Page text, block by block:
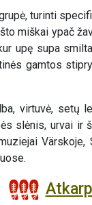
turinti
miškai ypač
upę supa
gamtos
virtuvė, setų
slėnis, urvai